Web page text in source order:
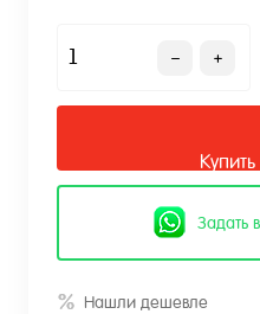
Задать
Нашли дешевле